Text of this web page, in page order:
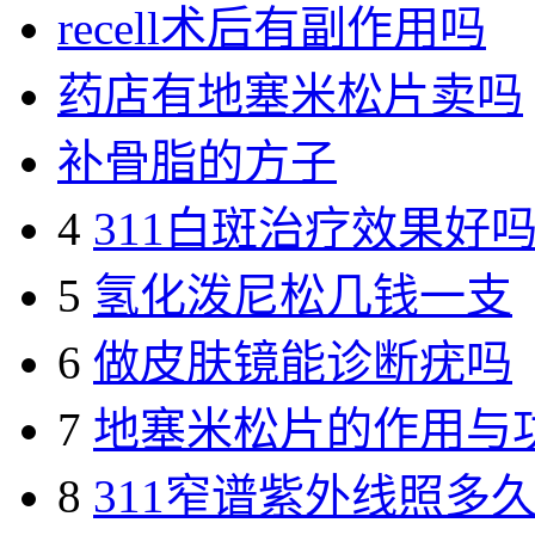
recell术后有副作用吗
药店有地塞米松片卖吗
补骨脂的方子
4 311白斑治疗效果好
5 氢化泼尼松几钱一支
6 做皮肤镜能诊断疣吗
7 地塞米松片的作用与
8 311窄谱紫外线照多